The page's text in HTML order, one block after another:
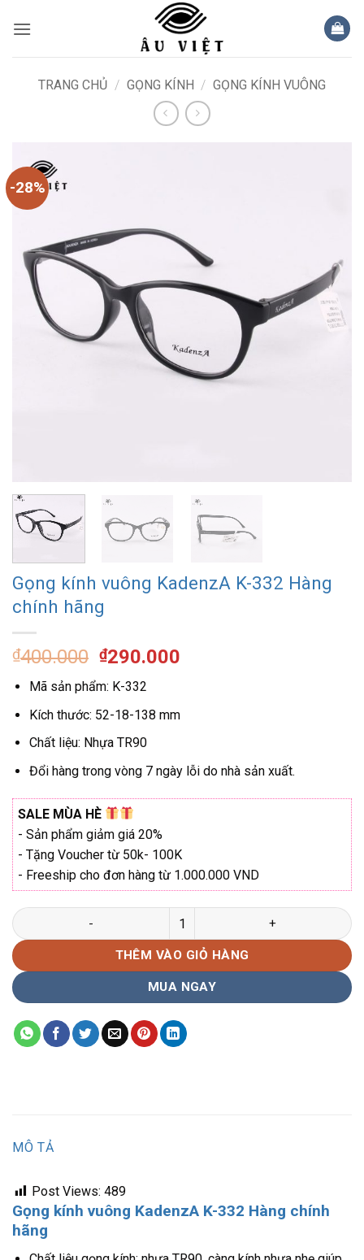
qua
TRANG CHỦ / GỌNG KÍNH / GỌNG KÍNH VUÔNG
-28%
Gọng kính vuông KadenzA K-332 Hàng
chính hãng
₫400.000 Giá
gốc
là:
₫400.000.
₫290.000
là:
Mã sản phẩm: K-332
Kích thước: 52-18-138 mm
Chất liệu: Nhựa TR90
Đổi hàng trong vòng 7 ngày lỗi do nhà sản xuất.
SALE MÙA HÈ
- Sản phẩm giảm giá 20%
- Tặng Voucher từ 50k- 100K
- Freeship cho đơn hàng từ 1.000.000 VND
Gọng kính vuông KadenzA K-332 Hàng chính hãng số lượng
THÊM VÀO GIỎ HÀNG
MUA NGAY
MÔ TẢ
Post Views: 489
Gọng kính vuông KadenzA K-332 Hàng chính
hãng